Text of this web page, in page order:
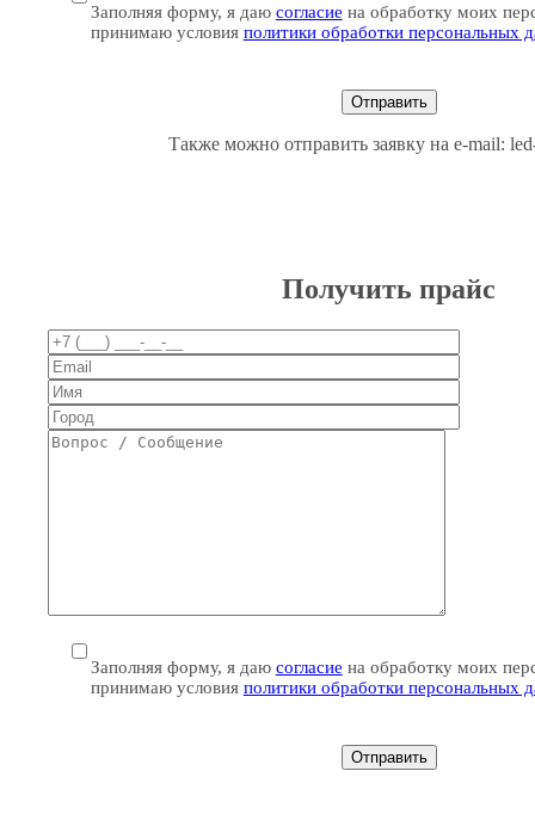
Заполняя форму, я даю согласие на обработку моих
принимаю условия политики обработки персональных
Также можно отправить заявку на e-mail:
Получить прайс
Заполняя форму, я даю согласие на обработку моих
принимаю условия политики обработки персональных